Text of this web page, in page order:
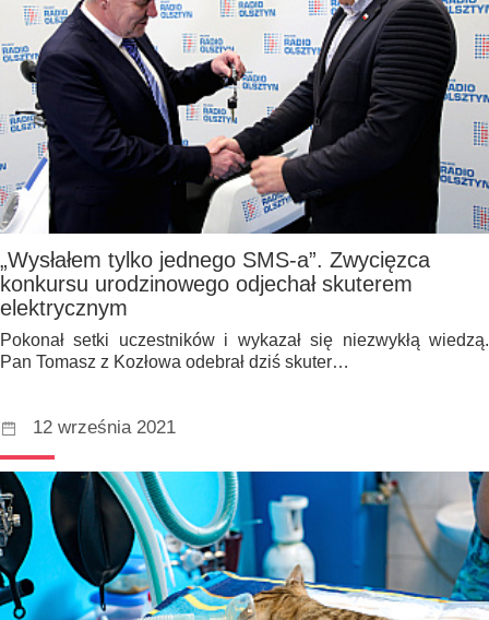
„Wysłałem tylko jednego SMS-a”. Zwycięzca
konkursu urodzinowego odjechał skuterem
elektrycznym
Pokonał setki uczestników i wykazał się niezwykłą wiedzą.
Pan Tomasz z Kozłowa odebrał dziś skuter…
12 września 2021